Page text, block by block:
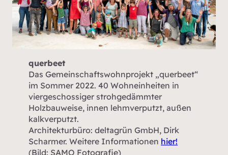
querbeet
Das Gemeinschaftswohnprojekt „querbeet“
im Sommer 2022. 40 Wohneinheiten in
viergeschossiger strohgedämmter
Holzbauweise, innen lehmverputzt, außen
kalkverputzt.
Architekturbüro: deltagrün GmbH, Dirk
Scharmer. Weitere Informationen hier!
(Bild: SAMO Fotografie)